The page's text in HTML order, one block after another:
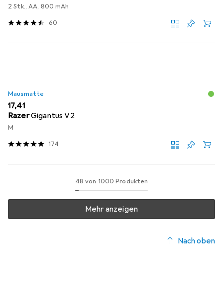
2 Stk., AA, 800 mAh
60
Mausmatte
EUR
17,41
RazerGigantus V2
M
174
48 von 1000 Produkten
Mehr anzeigen
Nach oben